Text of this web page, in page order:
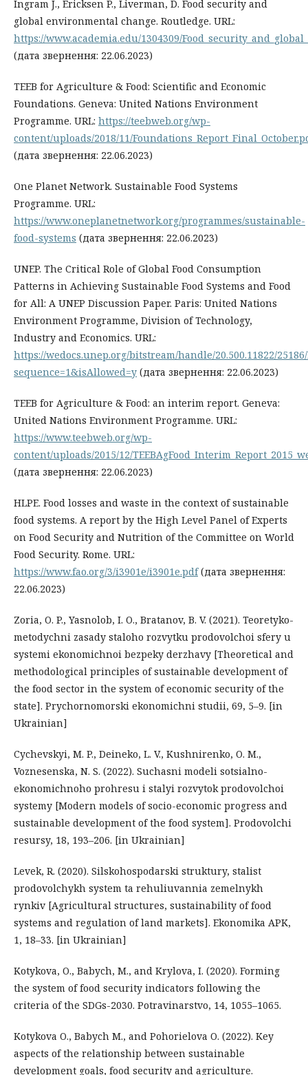
Ingram J., Ericksen P., Liverman, D. Food security and
global environmental change. Routledge. URL:
https://www.academia.edu/1304309/
(дата звернення: 22.06.2023)
TEEB for Agriculture & Food: Scientific and Economic
Foundations. Geneva: United Nations Environment
Programme. URL: https://teebweb.org/wp-
content/uploads/2018/11/
(дата звернення: 22.06.2023)
One Planet Network. Sustainable Food Systems
Programme. URL:
https://www.oneplanetnetwork.org/programmes/sustainable-
food-systems (дата звернення: 22.06.2023)
UNEP. The Critical Role of Global Food Consumption
Patterns in Achieving Sustainable Food Systems and Food
for All: A UNEP Discussion Paper. Paris: United Nations
Environment Programme, Division of Technology,
Industry and Economics. URL:
https://wedocs.unep.org/bitstream/handle/20.500.11822/
sequence=1&isAllowed=y (дата звернення: 22.06.2023)
TEEB for Agriculture & Food: an interim report. Geneva:
United Nations Environment Programme. URL:
https://www.teebweb.org/wp-
content/uploads/2015/12/
(дата звернення: 22.06.2023)
HLPE. Food losses and waste in the context of sustainable
food systems. A report by the High Level Panel of Experts
on Food Security and Nutrition of the Committee on World
Food Security. Rome. URL:
https://www.fao.org/3/i3901e/i3901e.pdf(дата звернення:
22.06.2023)
Zoria, O. P., Yasnolob, I. O., Bratanov, B. V. (2021). Teoretyko-
metodychni zasady staloho rozvytku prodovolchoi sfery u
systemi ekonomichnoi bezpeky derzhavy [Theoretical and
methodological principles of sustainable development of
the food sector in the system of economic security of the
state]. Prychornomorski ekonomichni studii, 69, 5–9. [in
Ukrainian]
Cychevskyi, M. P., Deineko, L. V., Kushnirenko, O. M.,
Voznesenska, N. S. (2022). Suchasni modeli sotsialno-
ekonomichnoho prohresu i stalyi rozvytok prodovolchoi
systemy [Modern models of socio-economic progress and
sustainable development of the food system]. Prodovolchi
resursy, 18, 193–206. [in Ukrainian]
Levek, R. (2020). Silskohospodarski struktury, stalist
prodovolchykh system ta rehuliuvannia zemelnykh
rynkiv [Agricultural structures, sustainability of food
systems and regulation of land markets]. Ekonomika APK,
1, 18–33. [in Ukrainian]
Kotykova, O., Babych, M., and Krylova, I. (2020). Forming
the system of food security indicators following the
criteria of the SDGs-2030. Potravinarstvo, 14, 1055–1065.
Kotykova O., Babych M., and Pohorielova O. (2022). Key
aspects of the relationship between sustainable
development goals, food security and agriculture.